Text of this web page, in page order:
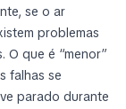
se o ar
problemas
que é “menor”
falhas se
parado durante